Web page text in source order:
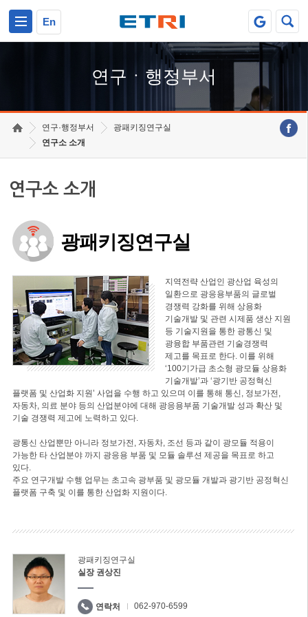
En
연구ㆍ행정부서
연구·행정부서
광패키징연구실
연구소 소개
연구소 소개
광패키징연구실
지역전략 산업인 광산업 육성의
일환으로 광응용부품의 글로벌
경쟁력 강화를 위해 상용화
기술개발 및 관련 시제품 생산 지원
등 기술지원을 통한 광통신 및
광융합 부품관련 기술경쟁력
제고를 목표로 한다. 이를 위해
‘100기가급 초소형 광모듈 상용화
기술개발’과 ‘광기반 공정혁신
플랫폼 및 산업화 지원’ 사업을 수행 하고 있으며 이를 통해 통신, 정보가전,
자동차, 의료 분야 등의 산업분야에 대해 광응용부품 기술개발 성과 확산 및
기술 경쟁력 제고에 노력하고 있다.
광통신 산업뿐만 아니라 정보가전, 자동차, 조선 등과 같이 광모듈 적용이
가능한 타 산업분야 까지 광응용 부품 및 모듈 솔루션 제공을 목표로 하고
있다.
주요 연구개발 수행 업무는 초고속 광부품 및 광모듈 개발과 광기반 공정혁신
플랫폼 구축 및 이를 통한 산업화 지원이다.
광패키징연구실
실장 권상진
연락처 062-970-6599